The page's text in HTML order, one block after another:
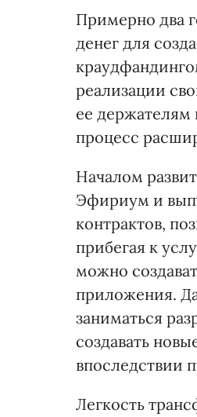
Примерно два
денег для
реализации
ее держателям
процесс
Началом
Эфириум и
контрактов,
прибегая к
можно
приложения.
заниматься
создавать
впоследствии
Легкость